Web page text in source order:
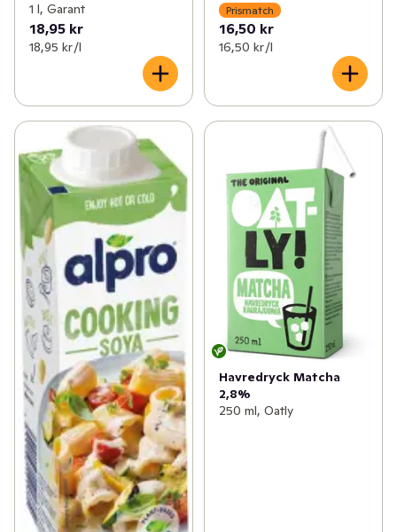
1 l, Garant
18,95 kr
18,95 kr /l
Prismatch
16,50 kr
16,50 kr /l
Havredryck Matcha
2,8%
250 ml, Oatly